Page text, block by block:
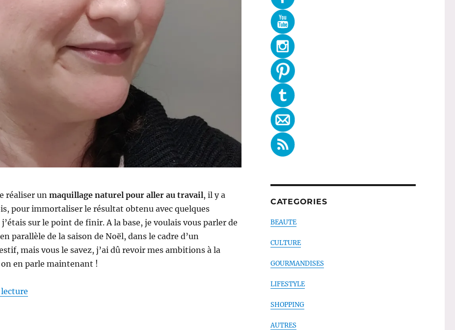
réaliser un maquillage naturel pour aller au travail, il y a
pour immortaliser le résultat obtenu avec quelques
sur le point de finir. A la base, je voulais vous parler de
parallèle de la saison de Noël, dans le cadre d’un
mais vous le savez, j’ai dû revoir mes ambitions à la
on en parle maintenant !
de « Maquillage #221 : Un maquillage naturel pour aller au travail »
CATEGORIES
BEAUTE
CULTURE
GOURMANDISES
LIFESTYLE
SHOPPING
AUTRES